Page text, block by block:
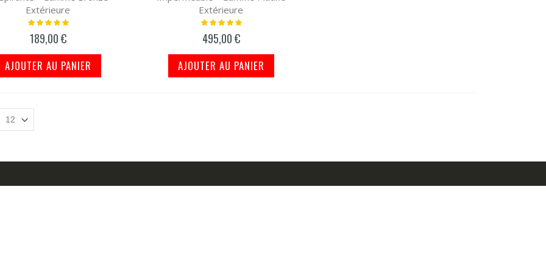
Extérieure
Notation:
189,00 €
AJOUTER AU PANIER
Extérieure
Notation:
495,00 €
AJOUTER AU PANIER